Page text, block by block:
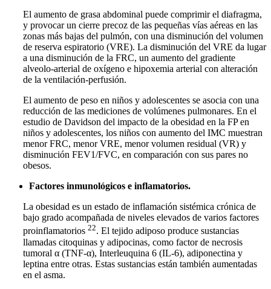
El aumento de grasa abdominal puede comprimir el diafragma,
y provocar un cierre precoz de las pequeñas vías aéreas en las
zonas más bajas del pulmón, con una disminución del volumen
de reserva espiratorio (VRE). La disminución del VRE da lugar
a una disminución de la FRC, un aumento del gradiente
alveolo-arterial de oxígeno e hipoxemia arterial con alteración
de la ventilación-perfusión.
El aumento de peso en niños y adolescentes se asocia con una
reducción de las mediciones de volúmenes pulmonares. En el
estudio de Davidson del impacto de la obesidad en la FP en
niños y adolescentes, los niños con aumento del IMC muestran
menor FRC, menor VRE, menor volumen residual (VR) y
disminución FEV1/FVC, en comparación con sus pares no
obesos.
Factores inmunológicos e inflamatorios.
La obesidad es un estado de inflamación sistémica crónica de
bajo grado acompañada de niveles elevados de varios factores
proinflamatorios 22. El tejido adiposo produce sustancias
llamadas citoquinas y adipocinas, como factor de necrosis
tumoral α (TNF-α), Interleuquina 6 (IL-6), adiponectina y
leptina entre otras. Estas sustancias están también aumentadas
en el asma.